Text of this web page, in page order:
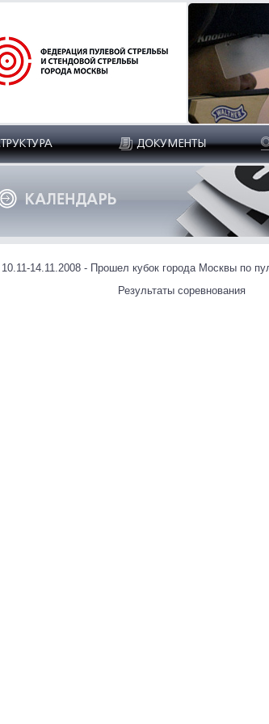
10.11-14.11.2008 - Прошел кубок города Москвы по
Результаты соревнования